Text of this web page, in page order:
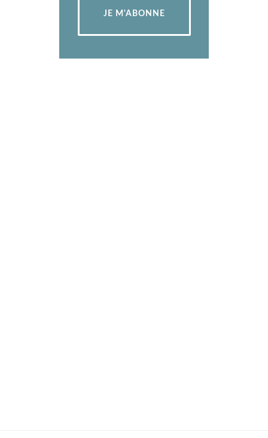
JE M'ABONNE